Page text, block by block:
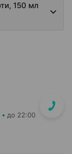
150 мл
до 22:00